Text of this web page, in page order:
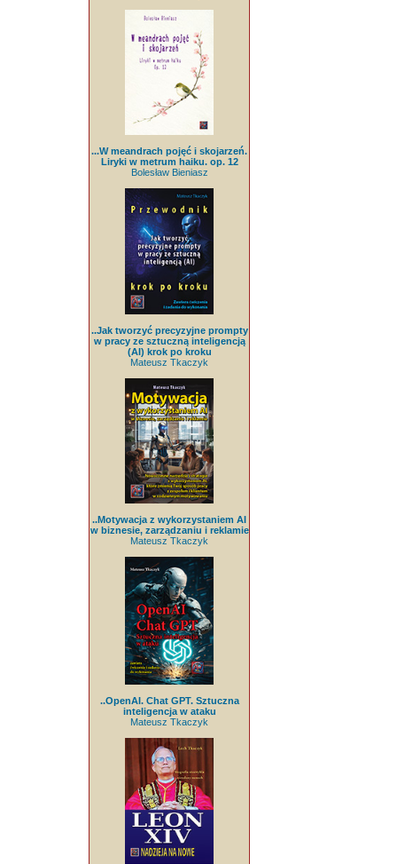
...W meandrach pojęć i skojarzeń.
Liryki w metrum haiku. op. 12
Bolesław Bieniasz
..Jak tworzyć precyzyjne prompty
w pracy ze sztuczną inteligencją
(AI) krok po kroku
Mateusz Tkaczyk
..Motywacja z wykorzystaniem AI
w biznesie, zarządzaniu i reklamie
Mateusz Tkaczyk
..OpenAI. Chat GPT. Sztuczna
inteligencja w ataku
Mateusz Tkaczyk